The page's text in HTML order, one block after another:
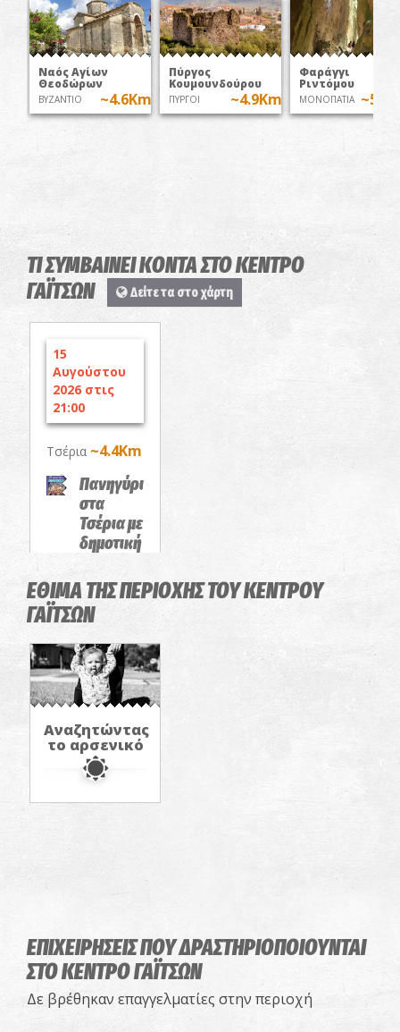
Ναός Αγίων
Θεοδώρων
ΒΥΖΑΝΤΙΟ ~4.6Km
Πύργος
Κουμουνδούρου
ΠΥΡΓΟΙ ~4.9Km
Φαράγγι
Ριντόμου
ΜΟΝΟΠΑΤΙΑ
ΤΙ ΣΥΜΒΑΙΝΕΙ ΚΟΝΤΑ ΣΤΟ ΚΕΝΤΡΟ
ΓΑΪΤΣΩΝ
Δείτε τα στο χάρτη
15
Αυγούστου
2026 στις
21:00
Τσέρια ~4.4Km
Πανηγύρι
στα
Τσέρια με
δημοτική
μουσική
ΠΑΝΗΓΥΡΙΑ
ΕΘΙΜΑ ΤΗΣ ΠΕΡΙΟΧΗΣ ΤΟΥ ΚΕΝΤΡΟΥ
ΓΑΪΤΣΩΝ
Αναζητώντας
το αρσενικό
ΕΠΙΧΕΙΡΗΣΕΙΣ ΠΟΥ ΔΡΑΣΤΗΡΙΟΠΟΙΟΥΝΤΑΙ
ΣΤΟ ΚΕΝΤΡΟ ΓΑΪΤΣΩΝ
Δε βρέθηκαν επαγγελματίες στην περιοχή